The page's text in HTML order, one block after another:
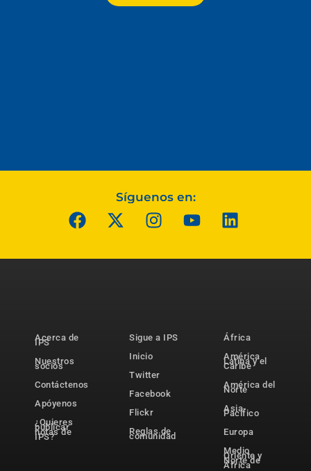
Síguenos en:
Acerca de
IPS
Nuestros
socios
Contáctenos
Apóyenos
¿Quieres
publicar
notas de
IPS?
Sigue a IPS
Inicio
Twitter
Facebook
Flickr
Reglas de
comunidad
África
América
Latina y el
Caribe
América del
Norte
Asia-
Pacífico
Europa
Medio
Oriente y
Norte de
África